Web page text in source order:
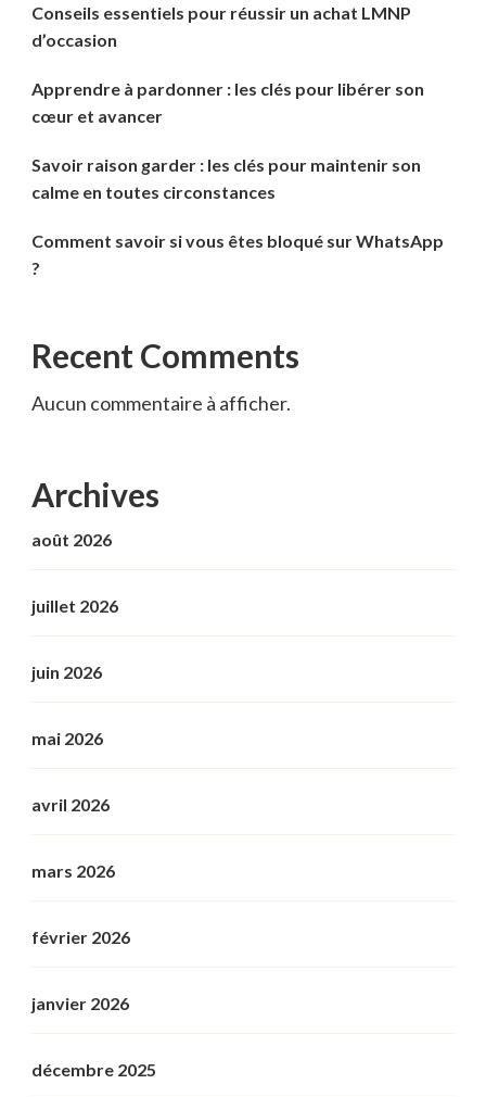
Conseils essentiels pour réussir un achat LMNP
d’occasion
Apprendre à pardonner : les clés pour libérer son
cœur et avancer
Savoir raison garder : les clés pour maintenir son
calme en toutes circonstances
Comment savoir si vous êtes bloqué sur WhatsApp
?
Recent Comments
Aucun commentaire à afficher.
Archives
août 2026
juillet 2026
juin 2026
mai 2026
avril 2026
mars 2026
février 2026
janvier 2026
décembre 2025